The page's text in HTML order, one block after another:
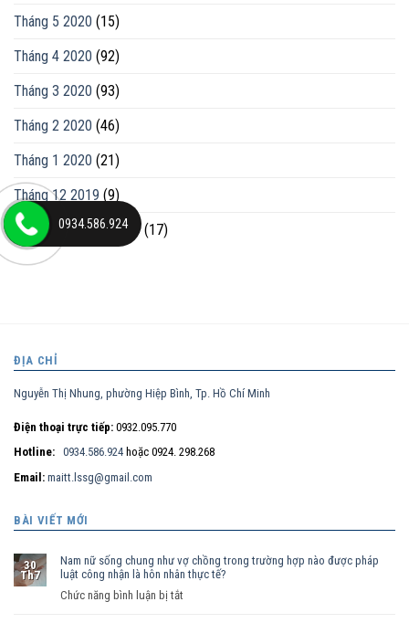
Tháng 5 2020 (15)
Tháng 4 2020 (92)
Tháng 3 2020 (93)
Tháng 2 2020 (46)
Tháng 1 2020 (21)
Tháng 12 2019 (9)
Tháng mười một 2019(17)
ĐỊA CHỈ
Nguyễn Thị Nhung, phường Hiệp Bình, Tp. Hồ Chí Minh
Điện thoại trực tiếp: 0932.095.770
Hotline: 0934.586.924 hoặc 0924. 298.268
Email: maitt.lssg@gmail.com
BÀI VIẾT MỚI
30
Th7
Nam nữ sống chung như vợ chồng trong trường hợp nào được pháp
luật công nhận là hôn nhân thực tế?
Chức năng bình luận bị tắt
0934.586.924